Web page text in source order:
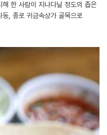
한 사람이 지나다닐 정도의 좁은
, 종로 귀금속상가 골목으로